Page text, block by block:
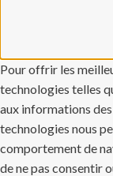
Pour offrir les
technologies telles
aux informations
technologies nous
comportement de
de ne pas consentir